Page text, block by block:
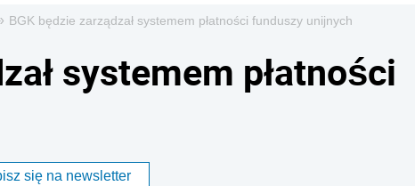
BGK będzie zarządzał systemem płatności funduszy unijnych
systemem płatności
się na newsletter